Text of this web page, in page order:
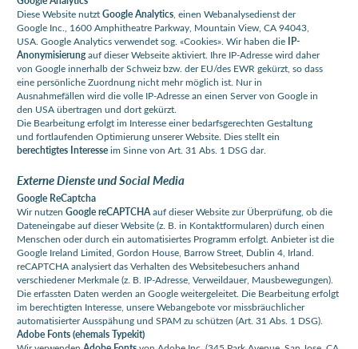
Diese Website nutztGoogle Analytics , einen Webanalysedienst der
Google Inc., 1600 Amphitheatre Parkway, Mountain View, CA 94043,
USA. Google Analytics verwendet sog. «Cookies». Wir haben die IP-
Anonymisierungauf dieser Webseite aktiviert. Ihre IP-Adresse wird daher
von Google innerhalb der Schweiz bzw. der EU/des EWR gekürzt, so dass
eine persönliche Zuordnung nicht mehr möglich ist. Nur in
Ausnahmefällen wird die volle IP-Adresse an einen Server von Google in
den USA übertragen und dort gekürzt.
Die Bearbeitung erfolgt im Interesse einer bedarfsgerechten Gestaltung
und fortlaufenden Optimierung unserer Website. Dies stellt ein
berechtigtes Interesseim Sinne von Art. 31 Abs. 1 DSG dar.
Externe Dienste und Social Media
Google ReCaptcha
Wir nutzen Google reCAPTCHAauf dieser Website zur Überprüfung, ob die
Dateneingabe auf dieser Website (z. B. in Kontaktformularen) durch einen
Menschen oder durch ein automatisiertes Programm erfolgt. Anbieter ist die
Google Ireland Limited, Gordon House, Barrow Street, Dublin 4, Irland.
reCAPTCHA analysiert das Verhalten des Websitebesuchers anhand
verschiedener Merkmale (z. B. IP-Adresse, Verweildauer, Mausbewegungen).
Die erfassten Daten werden an Google weitergeleitet. Die Bearbeitung erfolgt
im berechtigten Interesse, unsere Webangebote vor missbräuchlicher
automatisierter Ausspähung und SPAM zu schützen (Art. 31 Abs. 1 DSG).
Adobe Fonts (ehemals Typekit)